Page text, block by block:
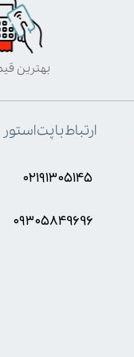
بهترین
ارتباط با پت استور
۰۲۱۹۱۳۰۵۱۴۵
۰۹۳۰۵8۴9696